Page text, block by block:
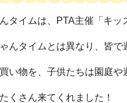
タイムは、PTA主催「キッ
んタイムとは異なり、皆で
い物を、子供たちは園庭や
くさん来てくれました！